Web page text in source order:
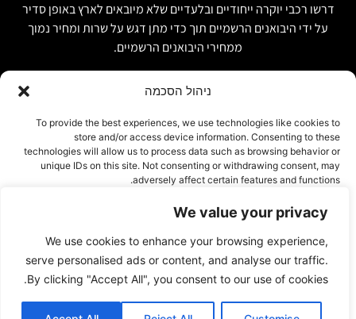
We value your privacy
We use cookies to enhance your browsing experience,
serve personalised ads or content, and analyse our traffic.
By clicking "Accept All", you consent to our use of cookies.
ניהול הסכמה
To provide the best experiences, we use technologies like cookies to
store and/or access device information. Consenting to these
technologies will allow us to process data such as browsing behavior or
unique IDs on this site. Not consenting or withdrawing consent, may
adversely affect certain features and functions.
דחייה
דרשו רכבי יוקרה ייחודיים ובלעדיים שלא מיובאים לארץ באופן סדיר
על ידי היבואנים הרשמיים תוך כדי מתן דגש על שרות ומחיר נמוך
ממחירי היבואנים הרשמיים.
אודות
יבוא אישי ויבוא מקביל
טרייד אין ומשומשות
רכבים למכירה במלאי
צור קשר
עמוד פרטיות
074-7408590
office@luxury-motors.co.il